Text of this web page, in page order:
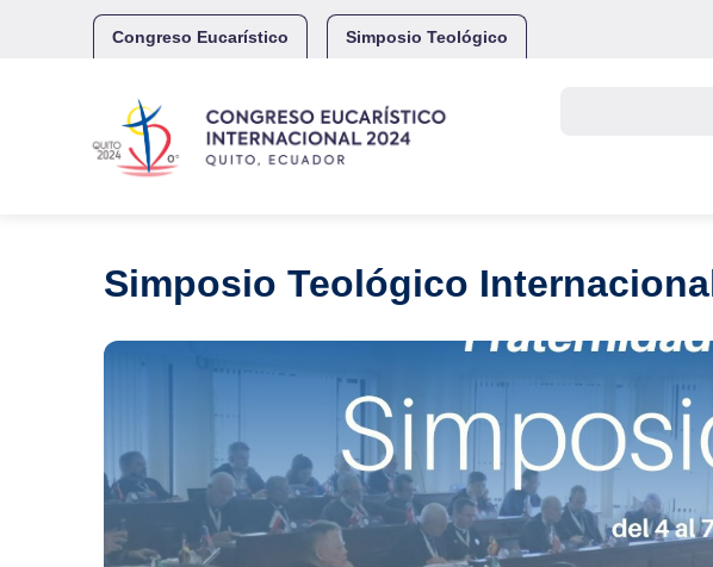
Congreso Eucarístico Simposio Teológico
Simposio Teológico